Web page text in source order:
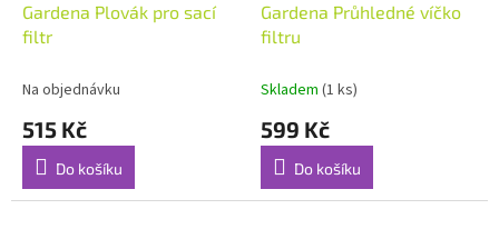
Gardena Plovák pro sací
filtr
Na objednávku
515 Kč
Do košíku
Gardena Průhledné víčko
filtru
Skladem (1 ks)
599 Kč
Do košíku